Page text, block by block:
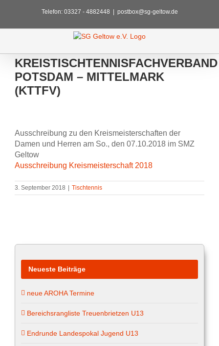
Telefon: 03327 - 4882448 postbox@sg-geltow.de
KREISTISCHTENNISFACHVERBAND
POTSDAM – MITTELMARK
(KTTFV)
Bild
Ausschreibung zu den Kreismeisterschaften der
Damen und Herren am So., den 07.10.2018 im SMZ
Geltow
Ausschreibung Kreismeisterschaft 2018
3. September 2018 Tischtennis
Neueste Beiträge
neue AROHA Termine
Bereichsrangliste Treuenbrietzen U13
Endrunde Landespokal Jugend U13